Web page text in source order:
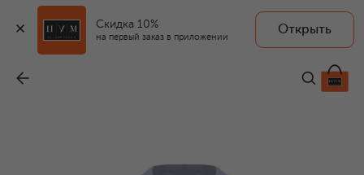
Скидка 10%
на первый заказ в приложении
Открыть
73 200 ₽